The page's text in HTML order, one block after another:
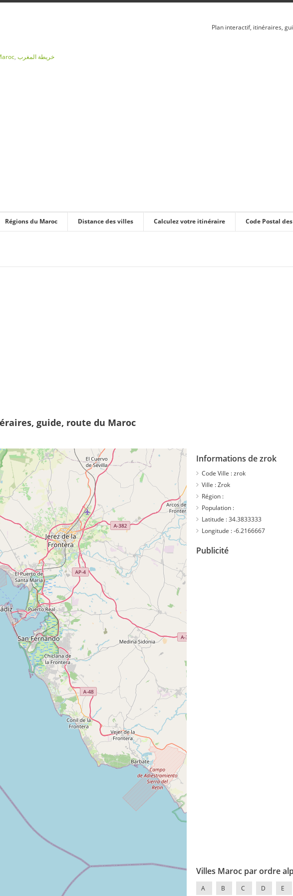
, خريطة المغرب
Plan interactif, itinéraires,
Régions du Maroc Distance des villes Calculez votre itinéraire Code Postal
guide, route du Maroc
Informations de zrok
Code Ville :zrok
Ville :Zrok
Région :
Population :
Latitude :34.3833333
Longitude :-6.2166667
Publicité
Villes Maroc par ordre
A B C D E